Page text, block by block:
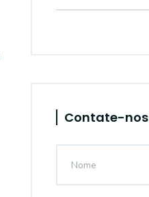
Contate-nos